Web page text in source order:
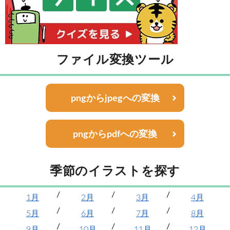
ファイル変換ツール
pngからjpegへの変換
pngからpdfへの変換
季節のイラストを探す
1月 2月 3月
4月
5月
6月 7月
8月